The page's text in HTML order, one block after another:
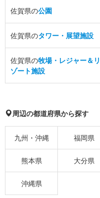
佐賀県の公園
佐賀県のタワー・展望施設
佐賀県の牧場・レジャー＆リ
ゾート施設
周辺の都道府県から探す
九州・沖縄 福岡県
熊本県 大分県
沖縄県